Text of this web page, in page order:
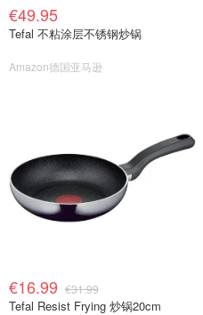
€49.95
Tefal 不粘涂层不锈钢炒锅
Amazon德国亚马逊
€16.99 €31.99
Tefal Resist Frying 炒锅20cm